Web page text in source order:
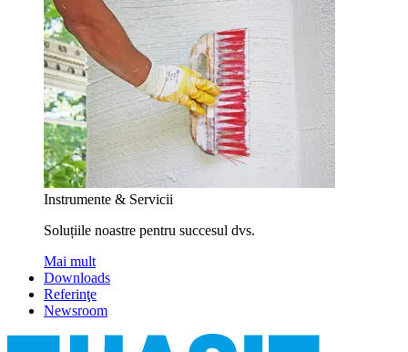
Instrumente & Servicii
Soluțiile noastre pentru succesul dvs.
Mai mult
Downloads
Referinţe
Newsroom